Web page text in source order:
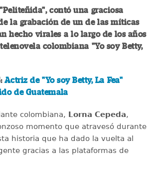
contó una graciosa
la grabación de un de las míticas
hecho virales a lo largo de los años
colombiana "Yo soy Betty,
Actriz de "Yo soy Betty, La Fea"
de Guatemala
colombiana, Lorna Cepeda,
momento que atravesó durante
historia que ha dado la vuelta al
gracias a las plataformas de